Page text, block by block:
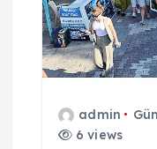
m
e
admin
6 views